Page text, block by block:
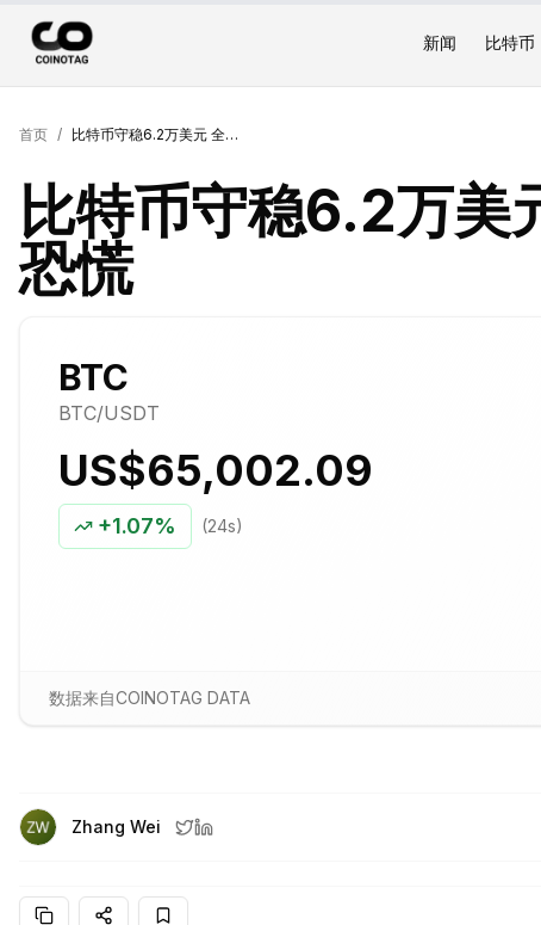
新闻 比特币
首页 / 比特币守稳6.2万美元 全球市场陷入极度恐慌
比特币守稳6.2万美
恐慌
BTC
BTC/USDT
US$65,002.09
+1.07% (24s)
数据来自COINOTAG DATA
Zhang Wei